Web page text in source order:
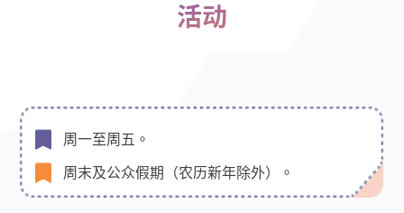
活动
周一至周五。
周末及公众假期（农历新年除外）。